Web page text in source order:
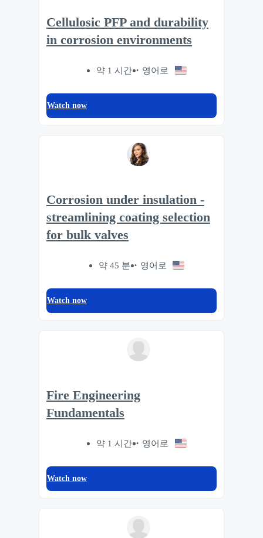
Cellulosic PFP and durability
in corrosion environments
약 1 시간 영어로
Watch now
Corrosion under insulation -
streamlining coating selection
for bulk valves
약 45 분 영어로
Watch now
Fire Engineering
Fundamentals
약 1 시간 영어로
Watch now